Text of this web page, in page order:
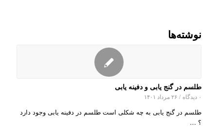
نوشته‌ها
طلسم در گنج یابی و دفینه یابی
۰ دیدگاه / ۲۶ مرداد ۱۴۰۱
طلسم در گنج یابی به چه شکلی است طلسم در دفینه یابی وجود دارد
؟ …